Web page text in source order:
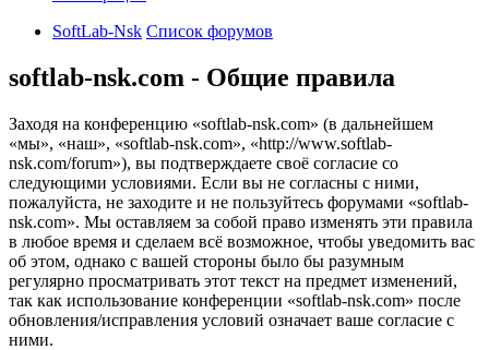
SoftLab-Nsk Список форумов
softlab-nsk.com - Общие правила
Заходя на конференцию «softlab-nsk.com» (в дальнейшем
«мы», «наш», «softlab-nsk.com», «http://www.softlab-
nsk.com/forum»), вы подтверждаете своё согласие со
следующими условиями. Если вы не согласны с ними,
пожалуйста, не заходите и не пользуйтесь форумами «softlab-
nsk.com». Мы оставляем за собой право изменять эти правила
в любое время и сделаем всё возможное, чтобы уведомить вас
об этом, однако с вашей стороны было бы разумным
регулярно просматривать этот текст на предмет изменений,
так как использование конференции «softlab-nsk.com» после
обновления/исправления условий означает ваше согласие с
ними.